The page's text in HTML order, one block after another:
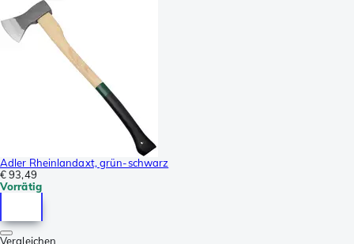
Adler Rheinlandaxt, grün-schwarz
€ 93,49
Vorrätig
Vergleichen